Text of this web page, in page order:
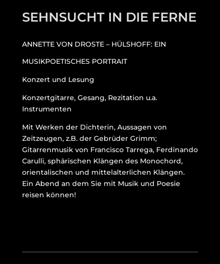
SEHNSUCHT IN DIE FERNE
ANNETTE VON DROSTE – HÜLSHOFF: EIN
MUSIKPOETISCHES PORTRAIT
Konzert und Lesung
Konzertgitarre, Gesang, Rezitation u.a.
Instrumenten
Mit Werken der Dichterin, Aussagen von
Zeitzeugen, z.B. der Gebrüder Grimm;
Gitarrenmusik von Francisco Tarrega, Ferdinando
Carulli, sphärischen Klängen des Monochord,
orientalischen und mittelalterlichen Klängen.
Ein Abend an dem Sie mit Musik und Poesie
reisen können!